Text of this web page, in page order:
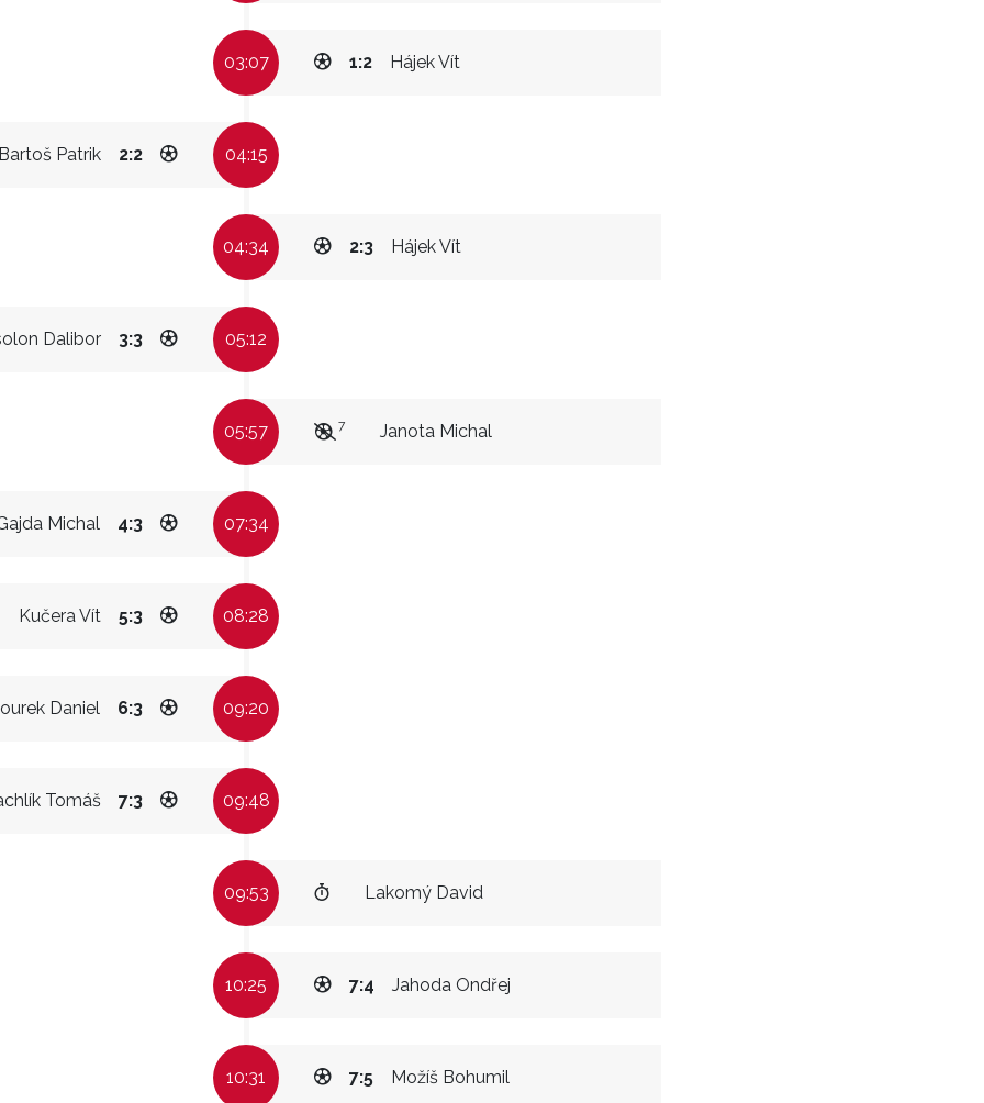
03:07 Hájek Vít
1:2
Patrik 2:2 04:15
04:34 Hájek Vít
2:3
Dalibor 3:3 05:12
05:57 Janota Michal
7
Michal 4:3 07:34
Kučera Vít 5:3 08:28
Daniel 6:3 09:20
Tomáš 7:3 09:48
09:53 Lakomý David
10:25 Jahoda Ondřej
7:4
10:31 Možíš Bohumil
7:5